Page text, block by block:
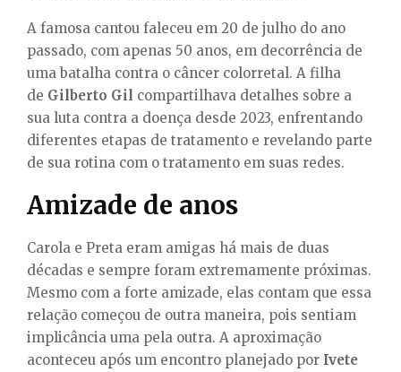
A famosa cantou faleceu em 20 de julho do ano
passado, com apenas 50 anos, em decorrência de
uma batalha contra o câncer colorretal. A filha
de Gilberto Gil compartilhava detalhes sobre a
sua luta contra a doença desde 2023, enfrentando
diferentes etapas de tratamento e revelando parte
de sua rotina com o tratamento em suas redes.
Amizade de anos
Carola e Preta eram amigas há mais de duas
décadas e sempre foram extremamente próximas.
Mesmo com a forte amizade, elas contam que essa
relação começou de outra maneira, pois sentiam
implicância uma pela outra. A aproximação
aconteceu após um encontro planejado por Ivete